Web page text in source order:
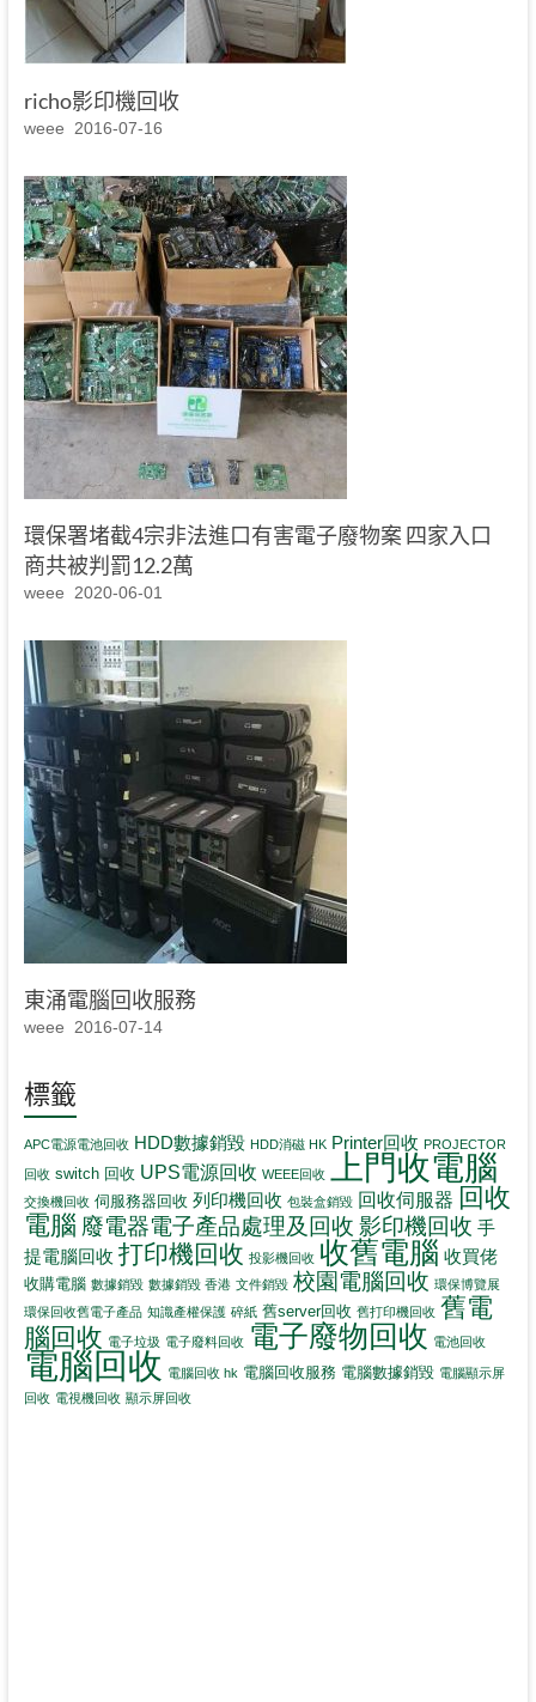
richo影印機回收
weee 2016-07-16
環保署堵截4宗非法進口有害電子廢物案 四家入口
商共被判罰12.2萬
weee 2020-06-01
東涌電腦回收服務
weee 2016-07-14
標籤
APC電源電池回收 HDD數據銷毀 HDD消磁 HK Printer回收 PROJECTOR
回收 switch 回收 UPS電源回收 WEEE回收 上門收電腦
交換機回收 伺服務器回收 列印機回收 包裝盒銷毀 回收伺服器 回收
電腦 廢電器電子產品處理及回收 影印機回收 手
提電腦回收 打印機回收 投影機回收 收舊電腦 收買佬
收購電腦 數據銷毀 數據銷毀 香港 文件銷毀 校園電腦回收 環保博覽展
環保回收舊電子產品 知識產權保護 碎紙 舊server回收 舊打印機回收 舊電
腦回收 電子垃圾 電子廢料回收 電子廢物回收 電池回收
電腦回收 電腦回收 hk 電腦回收服務 電腦數據銷毀 電腦顯示屏
回收 電視機回收 顯示屏回收